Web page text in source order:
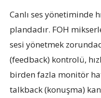
Canlı ses yönetiminde
plandadır. FOH
sesi yönetmek
(feedback) kontrolü,
birden fazla monitör
talkback (konuşma)